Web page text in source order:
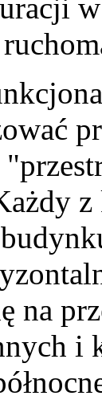
na
i